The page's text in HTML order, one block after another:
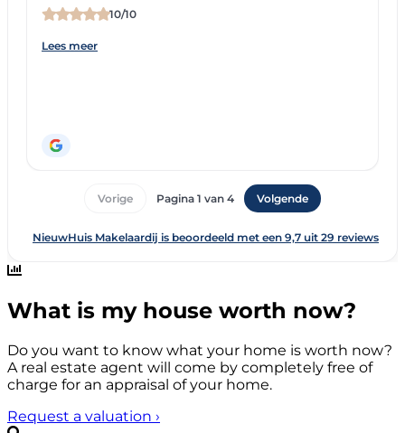
What is my house worth now?
Do you want to know what your home is worth now?
A real estate agent will come by completely free of
charge for an appraisal of your home.
Request a valuation ›